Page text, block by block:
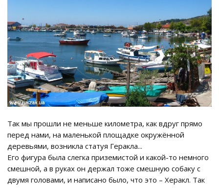
Так мы прошли не меньше километра, как вдруг прямо
перед нами, на маленькой площадке окружённой
деревьями, возникла статуя Геракла...
Его фигура была слегка приземистой и какой-то немного
смешной, а в руках он держал тоже смешную собаку с
двумя головами, и написано было, что это – Херакл. Так